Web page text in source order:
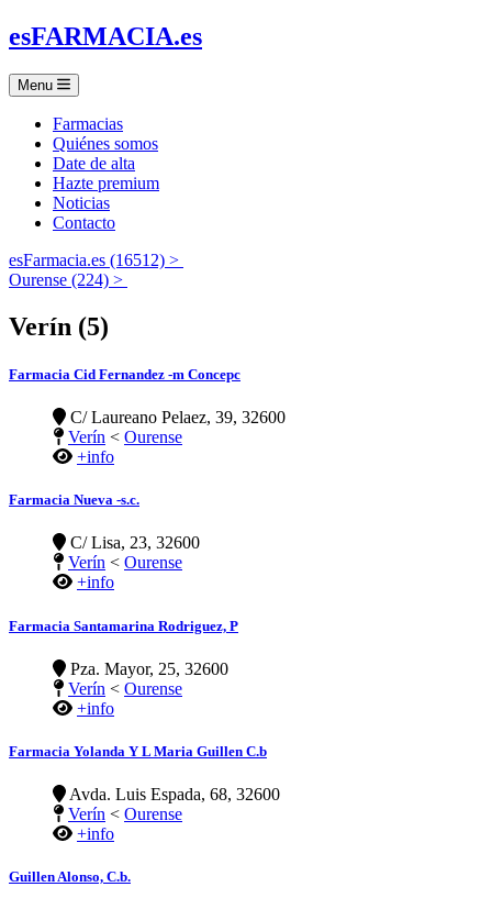
esFARMACIA.es
Menu
Farmacias
Quiénes somos
Date de alta
Hazte premium
Noticias
Contacto
esFarmacia.es (16512) >
Ourense (224) >
Verín (5)
Farmacia Cid Fernandez -m Concepc
C/ Laureano Pelaez, 39, 32600
Verín < Ourense
+info
Farmacia Nueva -s.c.
C/ Lisa, 23, 32600
Verín < Ourense
+info
Farmacia Santamarina Rodriguez, P
Pza. Mayor, 25, 32600
Verín < Ourense
+info
Farmacia Yolanda Y L Maria Guillen C.b
Avda. Luis Espada, 68, 32600
Verín < Ourense
+info
Guillen Alonso, C.b.